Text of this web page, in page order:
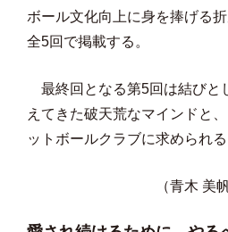
ボール文化向上に身を捧げる
全5回で掲載する。
最終回となる第5回は結びと
えてきた破天荒なマインドと
ットボールクラブに求められる
（青木 美